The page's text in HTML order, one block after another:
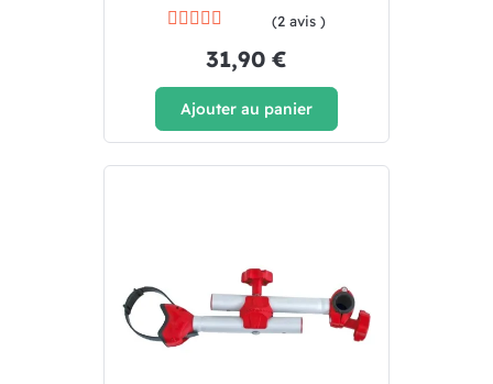
(2 avis )
31,90 €
Ajouter au panier